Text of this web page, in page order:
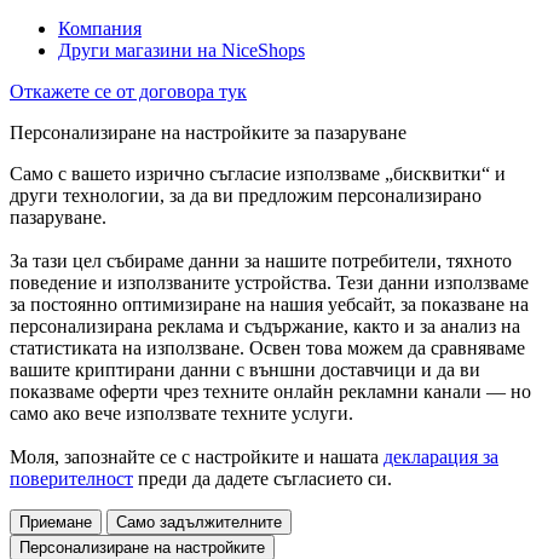
Компания
Други магазини на NiceShops
Откажете се от договора тук
Персонализиране на настройките за пазаруване
Само с вашето изрично съгласие използваме „бисквитки“ и
други технологии, за да ви предложим персонализирано
пазаруване.
За тази цел събираме данни за нашите потребители, тяхното
поведение и използваните устройства. Тези данни използваме
за постоянно оптимизиране на нашия уебсайт, за показване на
персонализирана реклама и съдържание, както и за анализ на
статистиката на използване. Освен това можем да сравняваме
вашите криптирани данни с външни доставчици и да ви
показваме оферти чрез техните онлайн рекламни канали — но
само ако вече използвате техните услуги.
Моля, запознайте се с настройките и нашата декларация за
поверителност преди да дадете съгласието си.
Приемане
Само задължителните
Персонализиране на настройките